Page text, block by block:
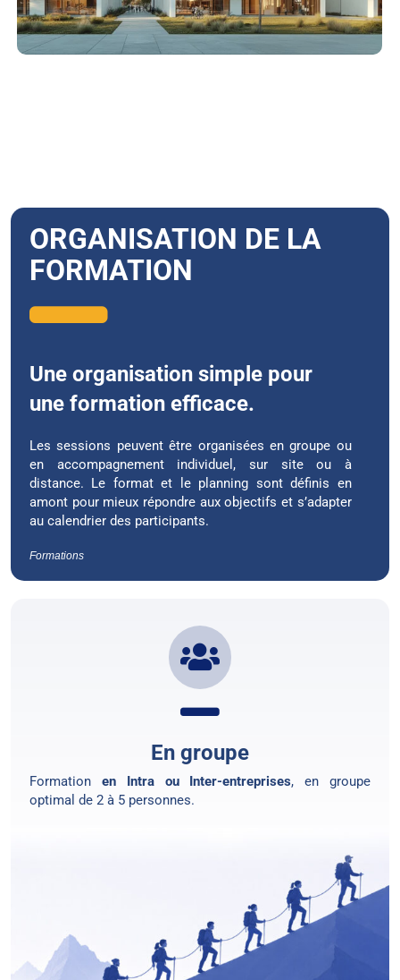
ORGANISATION DE LA
FORMATION
Une organisation simple pour
une formation efficace.
Les sessions peuvent être organisées en groupe ou
en accompagnement individuel, sur site ou à
distance. Le format et le planning sont définis en
amont pour mieux répondre aux objectifs et s’adapter
au calendrier des participants.
Formations
En groupe
Formation en Intra ou Inter-entreprises, en groupe
optimal de 2 à 5 personnes.